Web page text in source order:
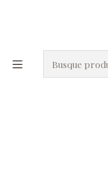
Inicio